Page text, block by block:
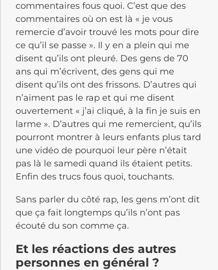
commentaires fous quoi. C’est que des
commentaires où on est là « je vous
remercie d’avoir trouvé les mots pour dire
ce qu’il se passe ». Il y en a plein qui me
disent qu’ils ont pleuré. Des gens de 70
ans qui m’écrivent, des gens qui me
disent qu’ils ont des frissons. D’autres qui
n’aiment pas le rap et qui me disent
ouvertement « j’ai cliqué, à la fin je suis en
larme ». D’autres qui me remercient, qu’ils
pourront montrer à leurs enfants plus tard
une vidéo de pourquoi leur père n’était
pas là le samedi quand ils étaient petits.
Enfin des trucs fous quoi, touchants.
Sans parler du côté rap, les gens m’ont dit
que ça fait longtemps qu’ils n’ont pas
écouté du son comme ça.
Et les réactions des autres
personnes en général ?